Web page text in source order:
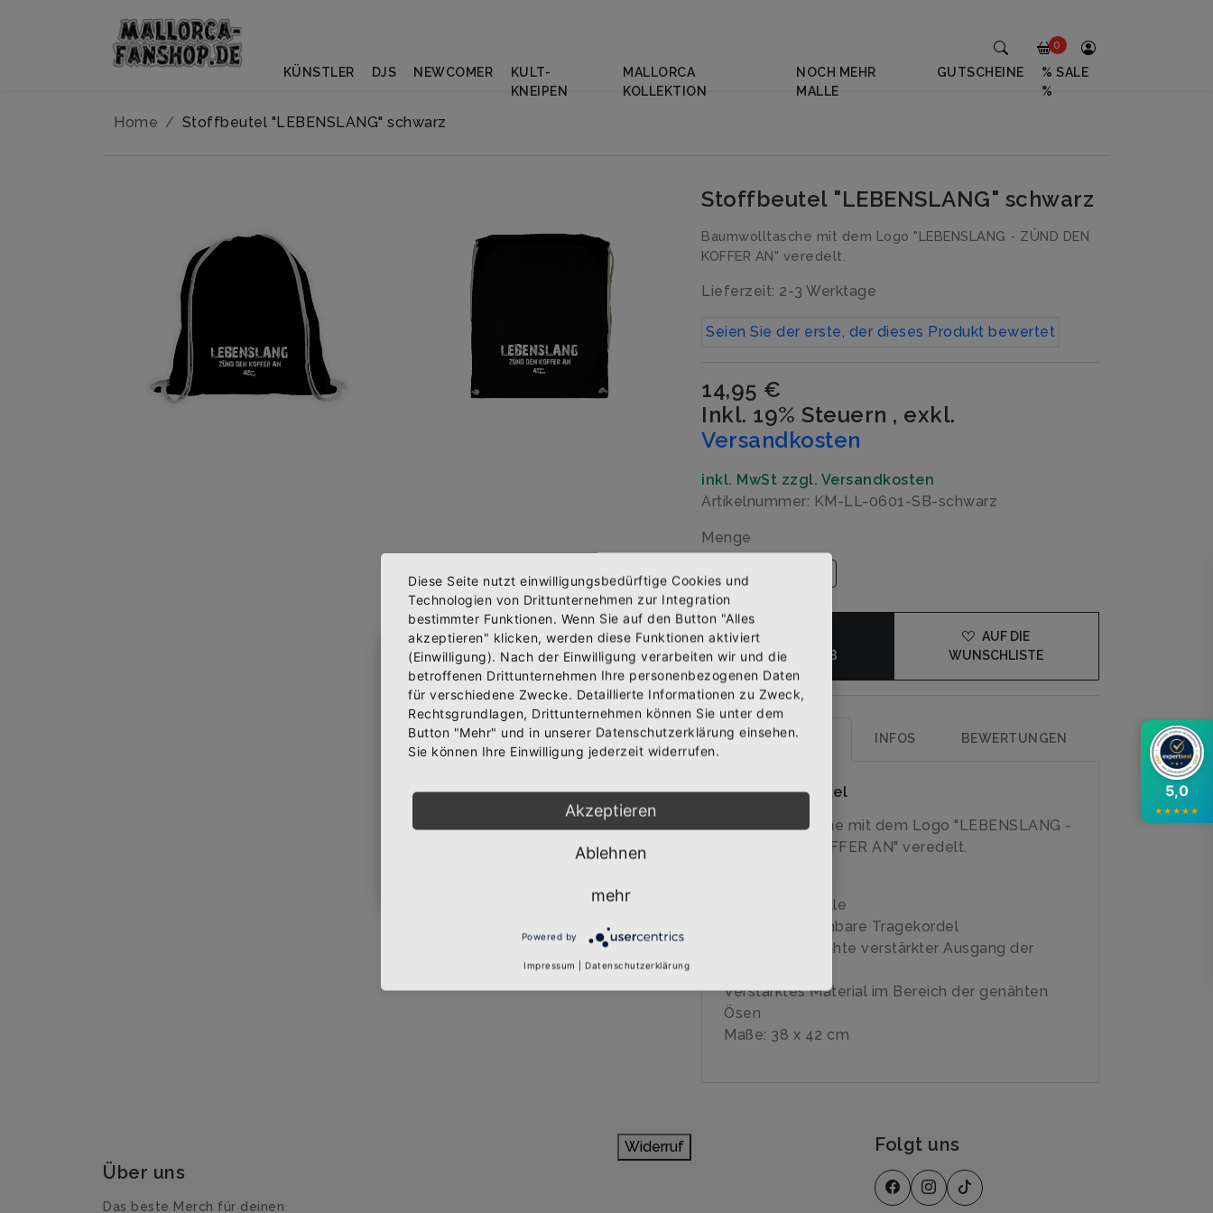
Home Stoffbeutel "LEBENSLANG" schwarz
Stoffbeutel "LEBENSLANG" schwarz
Baumwolltasche mit dem Logo "LEBENSLANG - ZÜND DEN
KOFFER AN" veredelt.
Lieferzeit: 2-3 Werktage
Seien Sie der erste, der dieses Produkt bewertet
14,95 €
Inkl. 19% Steuern , exkl.
Versandkosten
inkl. MwSt zzgl. Versandkosten
Artikelnummer: KM-LL-0601-SB-schwarz
Menge
WARENKORB
AUF DIE
WUNSCHLISTE
BESCHREIBUNG INFOS BEWERTUNGEN
Über den Artikel
Baumwolltasche mit dem Logo "LEBENSLANG -
ZÜND DEN KOFFER AN" veredelt.
100% Baumwolle
Zusammenziehbare Tragekordel
Durch Riegelnähte verstärkter Ausgang der
Verstärktes Material im Bereich der genähten
Ösen
Maße: 38 x 42 cm
Über uns
Das beste Merch für deinen
Widerruf Folgt uns
Abonniere jetzt unseren Newsletter
Bekomme die aktuellsten News über neue Produkte und
zudem einen 10% Gutschein für deine nächste
Bestellung.
Abonnieren
0
KÜNSTLER DJS NEWCOMER
KULT-
KNEIPEN
MALLORCA
KOLLEKTION
NOCH MEHR
MALLE
GUTSCHEINE
% SALE
%
5,0
★★★★★
Diese Seite nutzt einwilligungsbedürftige Cookies und
Technologien von Drittunternehmen zur Integration
bestimmter Funktionen. Wenn Sie auf den Button "Alles
akzeptieren" klicken, werden diese Funktionen aktiviert
(Einwilligung). Nach der Einwilligung verarbeiten wir und die
betroffenen Drittunternehmen Ihre personenbezogenen Daten
für verschiedene Zwecke. Detaillierte Informationen zu Zweck,
Rechtsgrundlagen, Drittunternehmen können Sie unter dem
Button "Mehr" und in unserer Datenschutzerklärung einsehen.
Sie können Ihre Einwilligung jederzeit widerrufen.
Akzeptieren
Ablehnen
mehr
Powered by
Impressum Datenschutzerklärung